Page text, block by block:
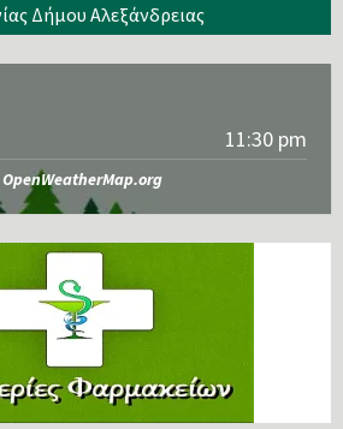
Δήμου Αλεξάνδρειας
11:30 pm
OpenWeatherMap.org